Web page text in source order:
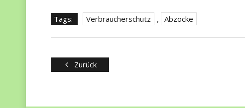
Tags: Verbraucherschutz , Abzocke
Zurück